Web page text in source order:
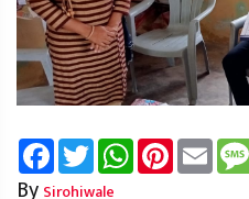
FacebookTwitterWhatsAppPinterest
Email
By Sirohiwale